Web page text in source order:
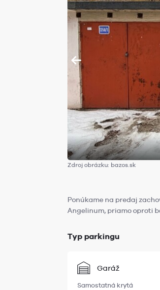
Zdroj obrázku: bazos.sk
Ponúkame na predaj
Angelinum, priamo oproti
Typ parkingu
Garáž
Samostatná krytá